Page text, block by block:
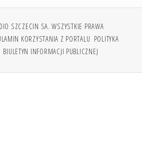
SZCZECIN SA. WSZYSTKIE PRAWA
KORZYSTANIA Z PORTALU POLITYKA
BIULETYN INFORMACJI PUBLICZNEJ